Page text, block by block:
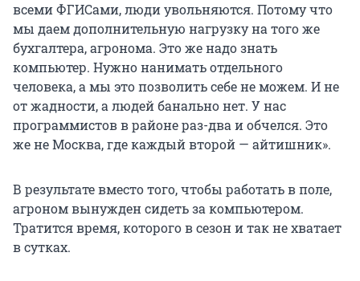
всеми ФГИСами, люди увольняются. Потому что
мы даем дополнительную нагрузку на того же
бухгалтера, агронома. Это же надо знать
компьютер. Нужно нанимать отдельного
человека, а мы это позволить себе не можем. И не
от жадности, а людей банально нет. У нас
программистов в районе раз-два и обчелся. Это
же не Москва, где каждый второй — айтишник».
В результате вместо того, чтобы работать в поле,
агроном вынужден сидеть за компьютером.
Тратится время, которого в сезон и так не хватает
в сутках.